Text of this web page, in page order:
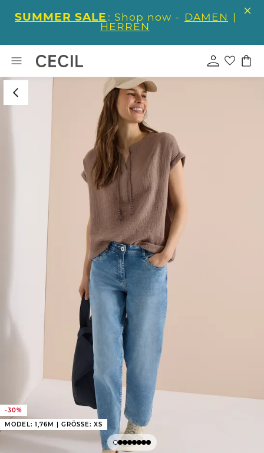
SUMMER SALE : Shop now - DAMEN |
HERREN
-30%
MODEL: 1,76M | GRÖSSE: XS